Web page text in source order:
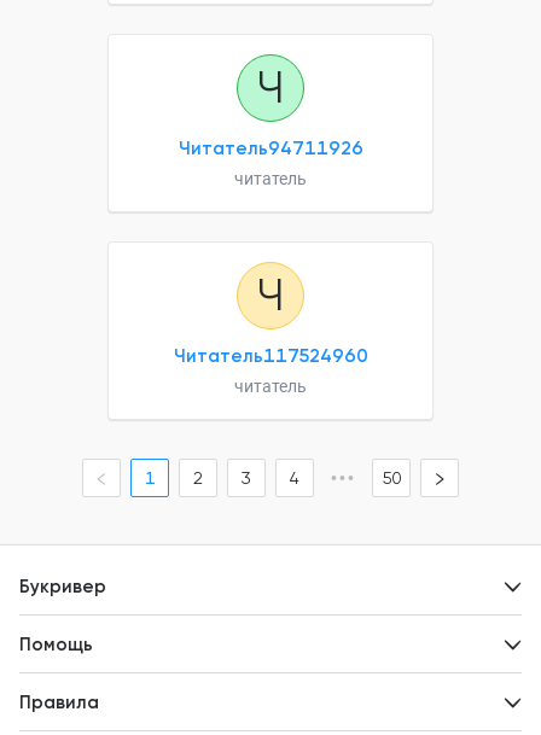
Ч
Читатель94711926
читатель
Ч
Читатель117524960
читатель
1 2 3 4 ••• 50
Букривер
Новости
Помощь
Правила